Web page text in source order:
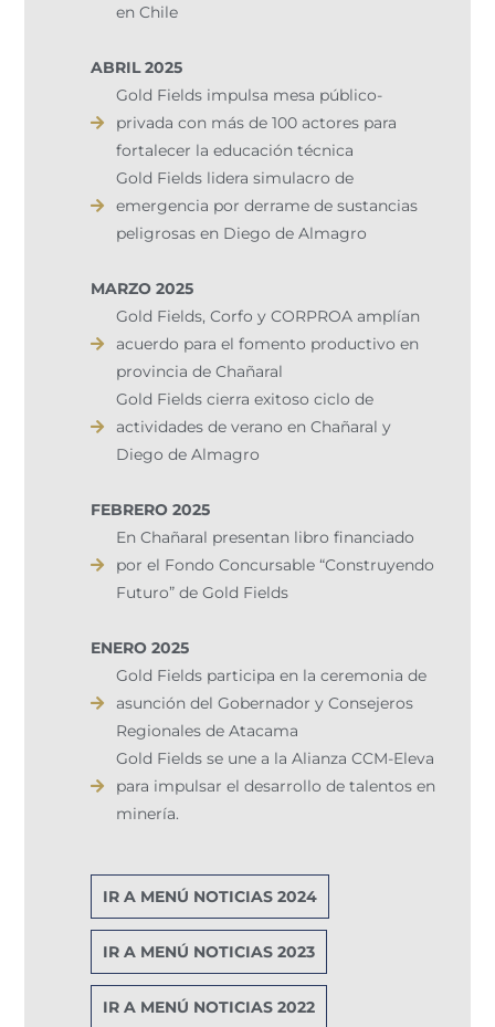
en Chile
ABRIL 2025
Gold Fields impulsa mesa público-
privada con más de 100 actores para
fortalecer la educación técnica
Gold Fields lidera simulacro de
emergencia por derrame de sustancias
peligrosas en Diego de Almagro
MARZO 2025
Gold Fields, Corfo y CORPROA amplían
acuerdo para el fomento productivo en
provincia de Chañaral
Gold Fields cierra exitoso ciclo de
actividades de verano en Chañaral y
Diego de Almagro
FEBRERO 2025
En Chañaral presentan libro financiado
por el Fondo Concursable “Construyendo
Futuro” de Gold Fields
ENERO 2025
Gold Fields participa en la ceremonia de
asunción del Gobernador y Consejeros
Regionales de Atacama
Gold Fields se une a la Alianza CCM-Eleva
para impulsar el desarrollo de talentos en
minería.
IR A MENÚ NOTICIAS 2024
IR A MENÚ NOTICIAS 2023
IR A MENÚ NOTICIAS 2022